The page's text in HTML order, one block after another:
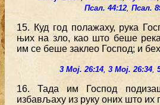
Псал. 44:12, Псал.
15. Куд год полажаху, рука
њих на зло, као што беше
им се беше заклео Господ; и
3 Мој. 26:14, 3 Мој. 26:34,
16. Тада им Господ
избављаху из руку оних што их